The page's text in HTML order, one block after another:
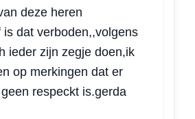
deze heren
is dat verboden,,volgens
ieder zijn zegje doen,ik
op merkingen dat er
respeckt is.gerda